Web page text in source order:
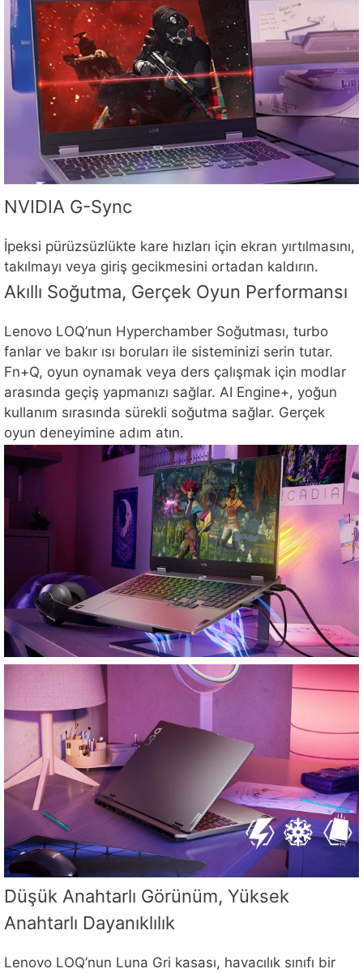
NVIDIA G-Sync
İpeksi pürüzsüzlükte kare hızları için ekran yırtılmasını,
takılmayı veya giriş gecikmesini ortadan kaldırın.
Akıllı Soğutma, Gerçek Oyun Performansı
Lenovo LOQ’nun Hyperchamber Soğutması, turbo
fanlar ve bakır ısı boruları ile sisteminizi serin tutar.
Fn+Q, oyun oynamak veya ders çalışmak için modlar
arasında geçiş yapmanızı sağlar. AI Engine+, yoğun
kullanım sırasında sürekli soğutma sağlar. Gerçek
oyun deneyimine adım atın.
Düşük Anahtarlı Görünüm, Yüksek
Anahtarlı Dayanıklılık
Lenovo LOQ’nun Luna Gri kasası, havacılık sınıfı bir